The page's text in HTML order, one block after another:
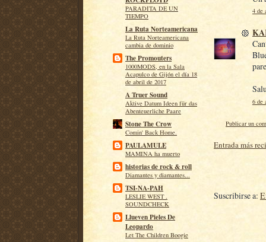
PARADITA DE UN
TIEMPO
La Ruta Norteamericana
La Ruta Norteamericana
cambia de dominio
The Promouters
1000MODS, en la Sala
Acapulco de Gijón el día 18
de abril de 2017
A Truer Sound
Aktive Datum Ideen für das
Abenteuerliche Paare
Stone The Crow
Comin' Back Home.
PAULAMULE
MAMINA ha muerto
historias de rock & roll
Diamantes y diamantes...
TSI-NA-PAH
LESLIE WEST .
SOUNDCHECK
Llueven Pieles De
Leopardo
Let The Children Boogie
4 de
6 de
Publicar un
Entrada más
Suscribirse a: